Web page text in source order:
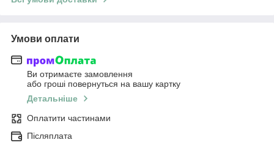
Умови оплати
Ви отримаєте замовлення
або гроші повернуться на вашу картку
Детальніше
Оплатити частинами
Післяплата